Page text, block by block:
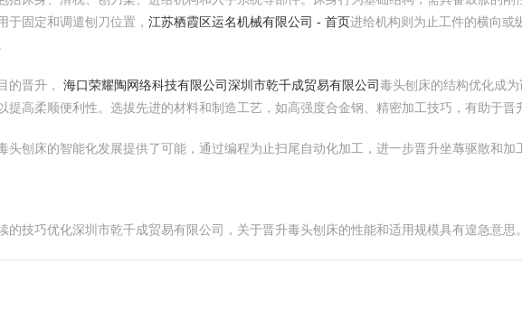
于固定和调遣刨刀位置， 江苏栖霞区运名机械有限公司 - 首页进给机构则为止工件的横向或
的晋升， 海口荣耀陶网络科技有限公司深圳市乾千成贸易有限公司毒头刨床的结构优化成
提高柔顺便利性。选拔先进的材料和制造工艺，如高强度合金钢、精密加工技巧，有助于晋
头刨床的智能化发展提供了可能，通过编程为止扫尾自动化加工，进一步晋升坐蓐驱散和加
的技巧优化深圳市乾千成贸易有限公司，关于晋升毒头刨床的性能和适用规模具有遑急意思。